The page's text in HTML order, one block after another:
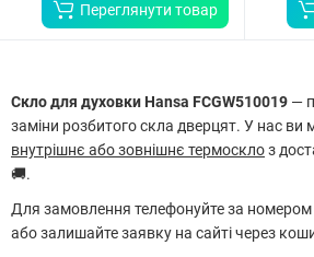
Переглянути товар
Скло для духовки Hansa FCGW510019 —
заміни розбитого скла дверцят. У нас ви
внутрішнє або зовнішнє термосклоз
🚚.
Для замовлення телефонуйте за
або залишайте заявку на сайті через